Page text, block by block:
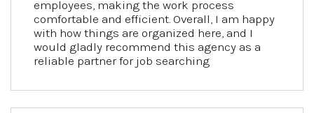
employees, making the work process
comfortable and efficient. Overall, I am happy
with how things are organized here, and I
would gladly recommend this agency as a
reliable partner for job searching